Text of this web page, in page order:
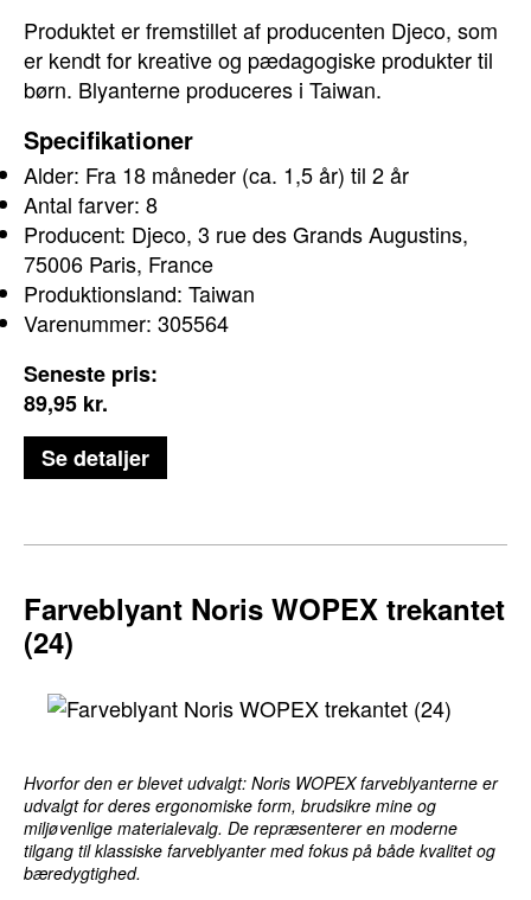
Produktet er fremstillet af producenten Djeco, som
er kendt for kreative og pædagogiske produkter til
børn. Blyanterne produceres i Taiwan.
Specifikationer
Alder: Fra 18 måneder (ca. 1,5 år) til 2 år
Antal farver: 8
Producent: Djeco, 3 rue des Grands Augustins,
75006 Paris, France
Produktionsland: Taiwan
Varenummer: 305564
Seneste pris:
89,95 kr.
Se detaljer
Farveblyant Noris WOPEX trekantet
(24)
Hvorfor den er blevet udvalgt: Noris WOPEX farveblyanterne er
udvalgt for deres ergonomiske form, brudsikre mine og
miljøvenlige materialevalg. De repræsenterer en moderne
tilgang til klassiske farveblyanter med fokus på både kvalitet og
bæredygtighed.